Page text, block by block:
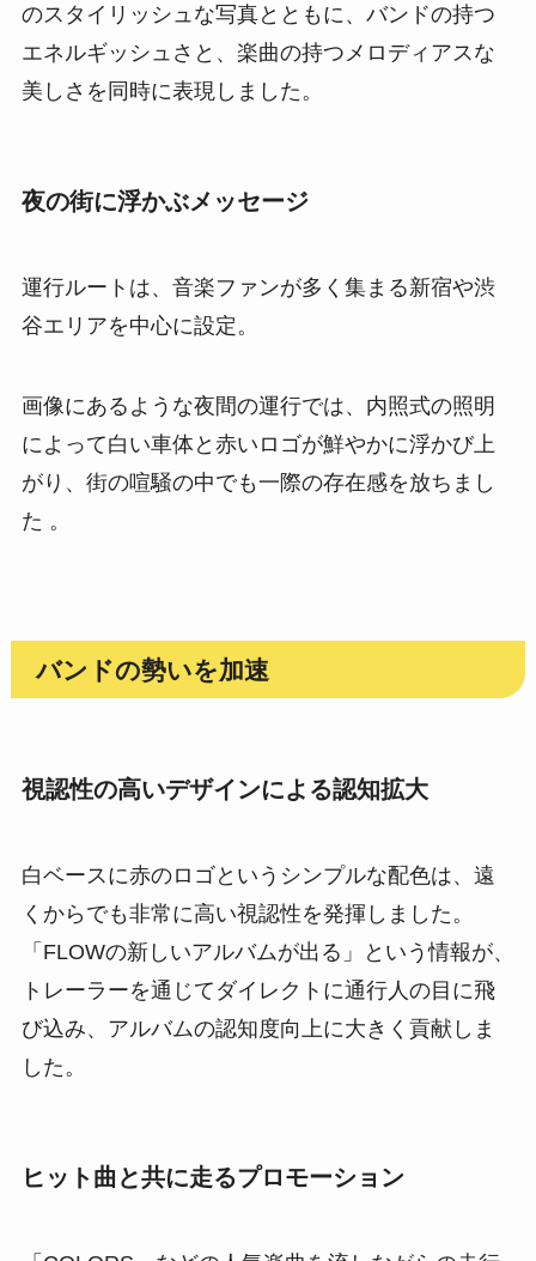
のスタイリッシュな写真とともに、バンドの持つ
エネルギッシュさと、楽曲の持つメロディアスな
美しさを同時に表現しました。
夜の街に浮かぶメッセージ
運行ルートは、音楽ファンが多く集まる新宿や渋
谷エリアを中心に設定。
画像にあるような夜間の運行では、内照式の照明
によって白い車体と赤いロゴが鮮やかに浮かび上
がり、街の喧騒の中でも一際の存在感を放ちまし
た 。
バンドの勢いを加速
視認性の高いデザインによる認知拡大
白ベースに赤のロゴというシンプルな配色は、遠
くからでも非常に高い視認性を発揮しました。
「FLOWの新しいアルバムが出る」という情報が、
トレーラーを通じてダイレクトに通行人の目に飛
び込み、アルバムの認知度向上に大きく貢献しま
した。
ヒット曲と共に走るプロモーション